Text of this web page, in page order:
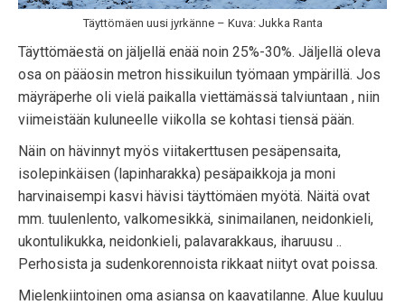
Täyttömäen uusi jyrkänne – Kuva: Jukka Ranta
Täyttömäestä on jäljellä enää noin 25%-30%. Jäljellä oleva
osa on pääosin metron hissikuilun työmaan ympärillä. Jos
mäyräperhe oli vielä paikalla viettämässä talviuntaan , niin
viimeistään kuluneelle viikolla se kohtasi tiensä pään.
Näin on hävinnyt myös viitakerttusen pesäpensaita,
isolepinkäisen (lapinharakka) pesäpaikkoja ja moni
harvinaisempi kasvi hävisi täyttömäen myötä. Näitä ovat
mm. tuulenlento, valkomesikkä, sinimailanen, neidonkieli,
ukontulikukka, neidonkieli, palavarakkaus, iharuusu ..
Perhosista ja sudenkorennoista rikkaat niityt ovat poissa.
Mielenkiintoinen oma asiansa on kaavatilanne. Alue kuuluu